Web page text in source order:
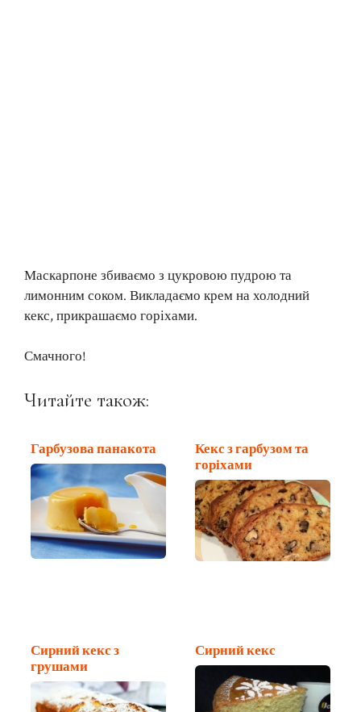
Маскарпоне збиваємо з цукровою пудрою та
лимонним соком. Викладаємо крем на холодний
кекс, прикрашаємо горіхами.
Смачного!
Читайте також:
Гарбузова панакота
Кекс з гарбузом та
горіхами
Сирний кекс з
грушами
Сирний кекс